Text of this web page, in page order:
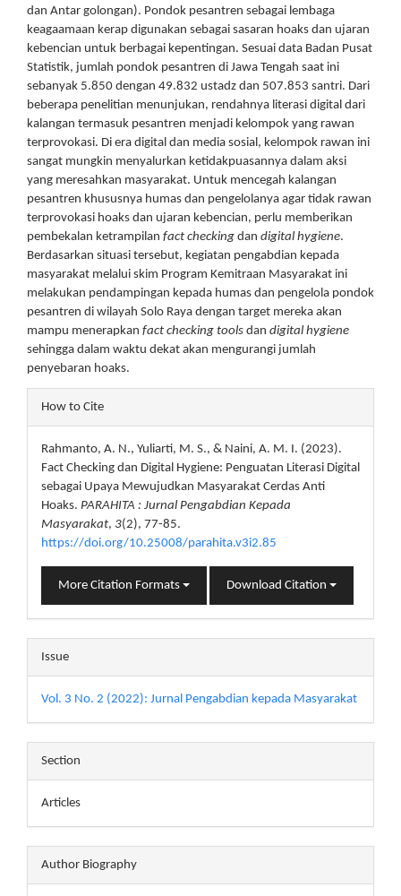
dan Antar golongan). Pondok pesantren sebagai lembaga
keagaamaan kerap digunakan sebagai sasaran hoaks dan ujaran
kebencian untuk berbagai kepentingan. Sesuai data Badan Pusat
Statistik, jumlah pondok pesantren di Jawa Tengah saat ini
sebanyak 5.850 dengan 49.832 ustadz dan 507.853 santri. Dari
beberapa penelitian menunjukan, rendahnya literasi digital dari
kalangan termasuk pesantren menjadi kelompok yang rawan
terprovokasi. Di era digital dan media sosial, kelompok rawan ini
sangat mungkin menyalurkan ketidakpuasannya dalam aksi
yang meresahkan masyarakat. Untuk mencegah kalangan
pesantren khususnya humas dan pengelolanya agar tidak rawan
terprovokasi hoaks dan ujaran kebencian, perlu memberikan
pembekalan ketrampilan fact checking dan digital hygiene.
Berdasarkan situasi tersebut, kegiatan pengabdian kepada
masyarakat melalui skim Program Kemitraan Masyarakat ini
melakukan pendampingan kepada humas dan pengelola pondok
pesantren di wilayah Solo Raya dengan target mereka akan
mampu menerapkan fact checking tools dan digital hygiene
sehingga dalam waktu dekat akan mengurangi jumlah
penyebaran hoaks.
Article
Details
How to Cite
Rahmanto, A. N., Yuliarti, M. S., & Naini, A. M. I. (2023).
Fact Checking dan Digital Hygiene: Penguatan Literasi Digital
sebagai Upaya Mewujudkan Masyarakat Cerdas Anti
Hoaks. PARAHITA : Jurnal Pengabdian Kepada
Masyarakat, 3(2), 77-85.
https://doi.org/10.25008/parahita.v3i2.85
More Citation Formats Download Citation
Issue
Vol. 3 No. 2 (2022): Jurnal Pengabdian kepada Masyarakat
Section
Articles
Author Biography